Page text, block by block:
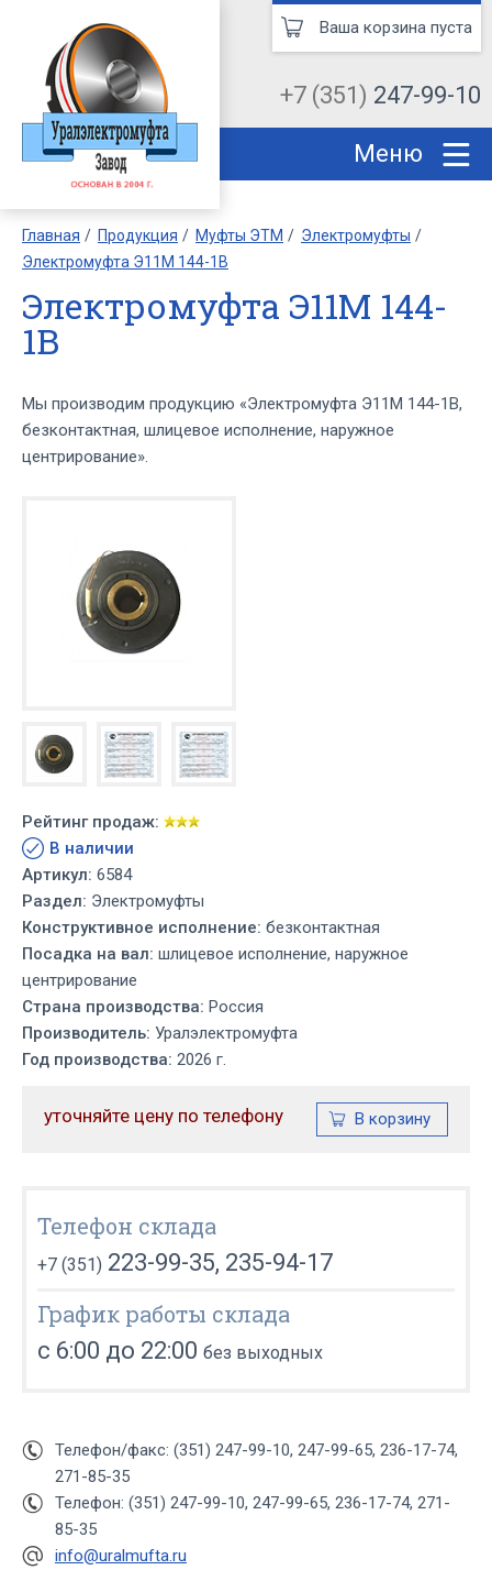
+7 (351) 247-99-10
Ваша корзина пуста
Меню
Главная Продукция Муфты ЭТМ
Электромуфты
Электромуфта Э11М 144-1В
Электромуфта Э11М 144-
1В
Мы производим продукцию «Электромуфта Э11М 144-1В,
безконтактная, шлицевое исполнение, наружное
центрирование».
Рейтинг продаж:
В наличии
Артикул: 6584
Раздел: Электромуфты
Конструктивное исполнение: безконтактная
Посадка на вал: шлицевое исполнение, наружное
центрирование
Страна производства: Россия
Производитель: Уралэлектромуфта
Год производства: 2026 г.
уточняйте цену по телефону
Телефон склада
+7 (351) 223-99-35, 235-94-17
График работы склада
с 6:00 до 22:00 без выходных
Телефон/факс: (351) 247-99-10, 247-99-65, 236-17-74,
271-85-35
Телефон: (351) 247-99-10, 247-99-65, 236-17-74, 271-
85-35
info@uralmufta.ru